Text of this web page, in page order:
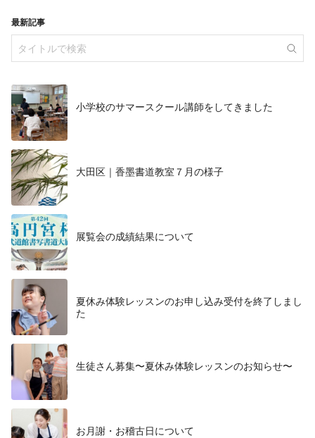
最新記事
小学校のサマースクール講師をしてきました
大田区｜香墨書道教室７月の様子
展覧会の成績結果について
夏休み体験レッスンのお申し込み受付を終了しまし
た
生徒さん募集〜夏休み体験レッスンのお知らせ〜
お月謝・お稽古日について